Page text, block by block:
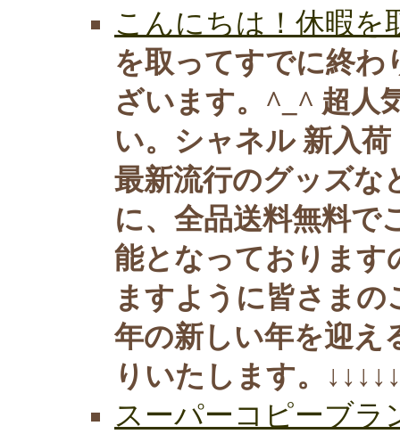
こんにちは！休暇を
を取ってすでに終わ
ざいます。^_^ 超人
い。シャネル 新入
最新流行のグッズな
に、全品送料無料で
能となっております
ますように皆さまの
年の新しい年を迎え
りいたします。
スーパーコピーブラ